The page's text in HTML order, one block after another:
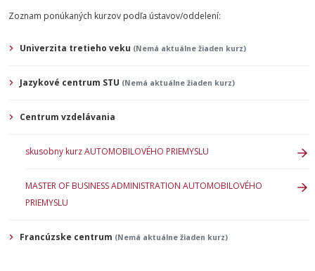
Zoznam ponúkaných kurzov podľa ústavov/oddelení:
Univerzita tretieho veku (Nemá aktuálne žiaden kurz)
Jazykové centrum STU (Nemá aktuálne žiaden kurz)
Centrum vzdelávania
skusobny kurz AUTOMOBILOVÉHO PRIEMYSLU
MASTER OF BUSINESS ADMINISTRATION AUTOMOBILOVÉHO
PRIEMYSLU
Francúzske centrum (Nemá aktuálne žiaden kurz)